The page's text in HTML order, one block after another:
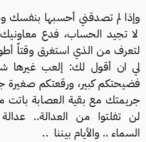
وإذا لم تصدقني أحسبها بنفسك
لا تجيد الحساب، فدع
لتعرف من الذي استغرق وقتاً
لي ان أقول لك: إلعب غيرها
فضيحتكم كبير، ورقعتكم صغيرة
جريمتك مع بقية العصابة باتت
لن تفلتوا من العدالة..
السماء .. والأيام بيننا ..